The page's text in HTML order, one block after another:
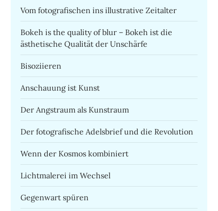
Vom fotografischen ins illustrative Zeitalter
Bokeh is the quality of blur – Bokeh ist die
ästhetische Qualität der Unschärfe
Bisoziieren
Anschauung ist Kunst
Der Angstraum als Kunstraum
Der fotografische Adelsbrief und die Revolution
Wenn der Kosmos kombiniert
Lichtmalerei im Wechsel
Gegenwart spüren